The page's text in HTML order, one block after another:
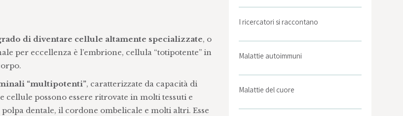
di diventare cellule altamente specializzate, o
per eccellenza è l’embrione, cellula “totipotente” in
“multipotenti”, caratterizzate da capacità di
possono essere ritrovate in molti tessuti e
dentale, il cordone ombelicale e molti altri. Esse
I ricercatori si raccontano
Malattie autoimmuni
Malattie del cuore